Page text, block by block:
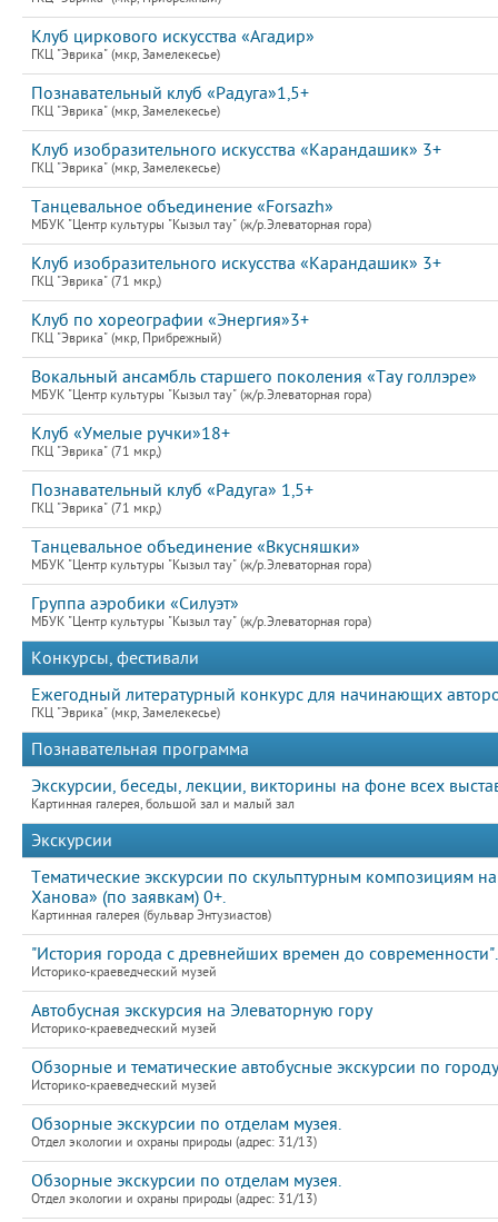
Клуб циркового искусства «Агадир»
ГКЦ "Эврика" (мкр, Замелекесье)
Познавательный клуб «Радуга»1,5+
ГКЦ "Эврика" (мкр, Замелекесье)
Клуб изобразительного искусства «Карандашик» 3+
ГКЦ "Эврика" (мкр, Замелекесье)
Танцевальное объединение «Forsazh»
МБУК "Центр культуры "Кызыл тау" (ж/р.Элеваторная гора)
Клуб изобразительного искусства «Карандашик» 3+
ГКЦ "Эврика" (71 мкр,)
Клуб по хореографии «Энергия»3+
ГКЦ "Эврика" (мкр, Прибрежный)
Вокальный ансамбль старшего поколения «Тау голлэре»
МБУК "Центр культуры "Кызыл тау" (ж/р.Элеваторная гора)
Клуб «Умелые ручки»18+
ГКЦ "Эврика" (71 мкр,)
Познавательный клуб «Радуга» 1,5+
ГКЦ "Эврика" (71 мкр,)
Танцевальное объединение «Вкусняшки»
МБУК "Центр культуры "Кызыл тау" (ж/р.Элеваторная гора)
Группа аэробики «Силуэт»
МБУК "Центр культуры "Кызыл тау" (ж/р.Элеваторная гора)
Конкурсы, фестивали
Ежегодный литературный конкурс для начинающих
ГКЦ "Эврика" (мкр, Замелекесье)
Познавательная программа
Экскурсии, беседы, лекции, викторины на фоне всех
Картинная галерея, большой зал и малый зал
Экскурсии
Тематические экскурсии по скульптурным композициям
Ханова» (по заявкам) 0+.
Картинная галерея (бульвар Энтузиастов)
"История города с древнейших времен до современности".
Историко-краеведческий музей
Автобусная экскурсия на Элеваторную гору
Историко-краеведческий музей
Обзорные и тематические автобусные экскурсии по городу
Историко-краеведческий музей
Обзорные экскурсии по отделам музея.
Отдел экологии и охраны природы (адрес: 31/13)
Обзорные экскурсии по отделам музея.
Отдел экологии и охраны природы (адрес: 31/13)